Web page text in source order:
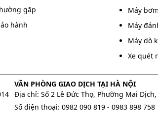
gặp
hành
Máy
Máy
Máy dò
Xe quét
VĂN PHÒNG GIAO DỊCH TẠI HÀ NỘI
Địa chỉ: Số 2 Lê Đức Thọ, Phường Mai Dịch,
Số điện thoại: 0982 090 819- 0983 898 758